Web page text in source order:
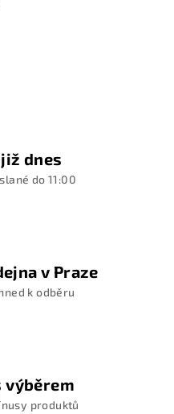
dnes
do 11:00
v Praze
k odběru
výběrem
produktů